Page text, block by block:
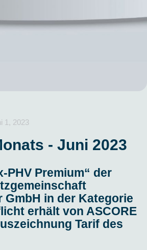
1, 2023
- Juni 2023
PHV Premium“ der
GmbH in der Kategorie
erhält von ASCORE
Tarif des